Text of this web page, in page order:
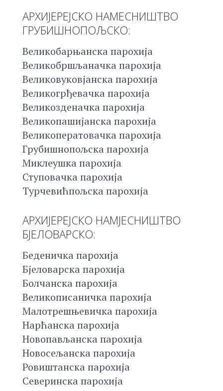
АРХИЈЕРЕЈСКО НАМЕСНИШТВО
ГРУБИШНОПОЉСКО:
Великобарњанска парохија
Великобршљаначка парохија
Великовуковјанска парохија
Великогрђевачка парохија
Великозденачка парохија
Великопашијанска парохија
Великоператовачка парохија
Грубишнопољска парохија
Миклеушка парохија
Ступовачка парохија
Турчевићпољска парохија
АРХИЈЕРЕЈСКО НАМЈЕСНИШТВО
БЈЕЛОВАРСКО:
Беденичка парохија
Бјеловарска парохија
Болчанска парохија
Великописаничка парохија
Малотрешњевичка парохија
Нарћанска парохија
Новопављанска парохија
Новосељанска парохија
Ровиштанска парохија
Северинска парохија